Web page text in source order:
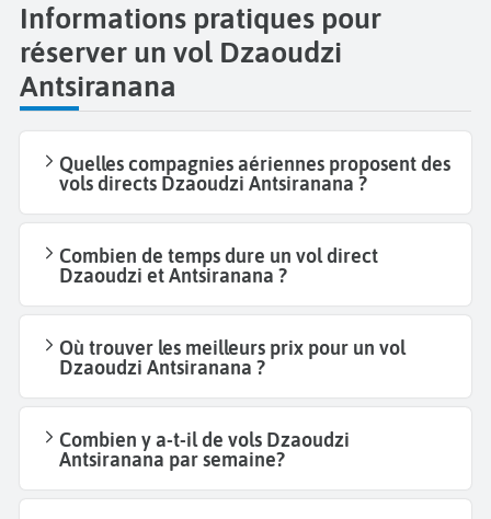
Informations pratiques pour
réserver un vol Dzaoudzi
Antsiranana
Quelles compagnies aériennes proposent des
vols directs Dzaoudzi Antsiranana ?
Combien de temps dure un vol direct
Dzaoudzi et Antsiranana ?
Où trouver les meilleurs prix pour un vol
Dzaoudzi Antsiranana ?
Combien y a-t-il de vols Dzaoudzi
Antsiranana par semaine?